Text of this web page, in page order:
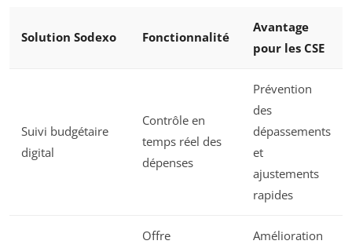
Solution Sodexo Fonctionnalité
Avantage
pour les CSE
Suivi budgétaire
digital
Contrôle en
temps réel des
dépenses
Prévention
des
dépassements
et
ajustements
rapides
Offre
Amélioration